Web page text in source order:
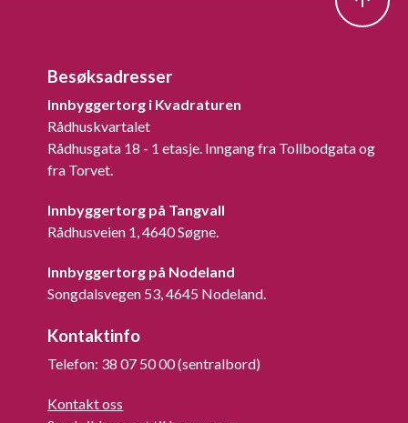
Besøksadresser
Innbyggertorg i Kvadraturen
Rådhuskvartalet
Rådhusgata 18 - 1 etasje. Inngang fra Tollbodgata og
fra Torvet.
Innbyggertorg på Tangvall
Rådhusveien 1, 4640 Søgne.
Innbyggertorg på Nodeland
Songdalsvegen 53, 4645 Nodeland.
Kontaktinfo
Telefon: 38 07 50 00 (sentralbord)
Kontakt oss